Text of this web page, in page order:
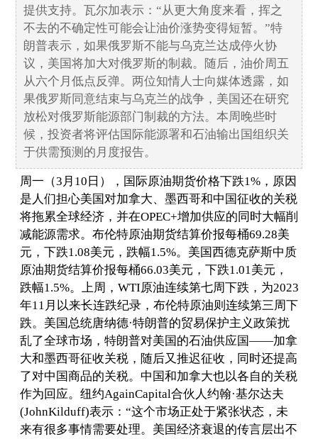
提供支持。瓦尔加表示：“从更大角度来看，挥之
不去的不确定性可能会让油价涨势变得短暂。”特
朗普表示，如果俄罗斯不能与乌克兰达成停火协
议，美国将加大对俄罗斯的制裁。随后，油价周五
从六个月低点反弹。两位知情人士向媒体透露，如
果俄罗斯同意结束与乌克兰的战争，美国还在研究
放松对俄罗斯能源部门制裁的方法。本周晚些时
候，投资者将评估国际能源署和石油输出国组织关
于供需预测的月度报告。
周一（3月10日），国际原油期货价格下跌1%，原因
是人们担心美国对加拿大、墨西哥和中国征收的关税
将拖累全球经济，并在OPEC+增加供应的同时大幅削
减能源需求。布伦特原油期货结算价报每桶69.28美
元，下跌1.08美元，跌幅1.5%。美国西德克萨斯中质
原油期货结算价报每桶66.03美元，下跌1.01美元，
跌幅1.5%。上周，WTI原油连续第七周下跌，为2023
年11月以来长连跌纪录，布伦特原油则连续第三周下
跌。美国总统唐纳德·特朗普的贸易保护主义政策扰
乱了全球市场，特朗普对美国的石油供应国——加拿
大和墨西哥征收关税，随后又推迟征收，同时还提高
了对中国商品的关税。中国和加拿大也以各自的关税
作为回应。纽约AgainCapital合伙人约翰·基尔达夫
(JohnKilduff)表示：“这个市场正处于紧张状态，未
来有很多事情需要处理。美国经济衰退的传言层出不